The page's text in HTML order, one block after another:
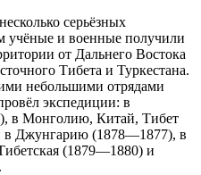
серьёзных
учёные и военные получили
от Дальнего Востока
Тибета и Туркестана.
небольшими отрядами
экспедиции: в
в Монголию, Китай, Тибет
в Джунгарию (1878—1877), в
(1879—1880) и